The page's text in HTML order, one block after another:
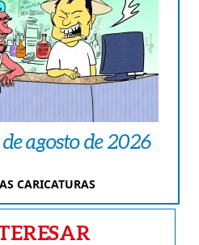
agosto de 2026
CARICATURAS